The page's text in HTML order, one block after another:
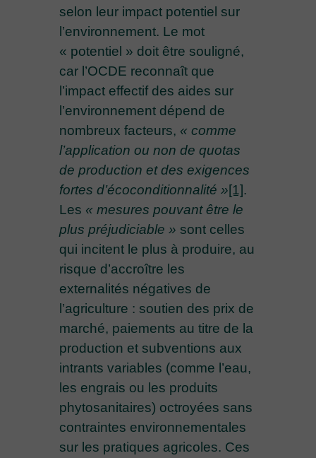
selon leur impact potentiel sur
l’environnement. Le mot
« potentiel » doit être souligné,
car l’OCDE reconnaît que
l’impact effectif des aides sur
l’environnement dépend de
nombreux facteurs, « comme
l’application ou non de quotas
de production et des exigences
fortes d’écoconditionnalité »[1].
Les « mesures pouvant être le
plus préjudiciable » sont celles
qui incitent le plus à produire, au
risque d’accroître les
externalités négatives de
l’agriculture : soutien des prix de
marché, paiements au titre de la
production et subventions aux
intrants variables (comme l’eau,
les engrais ou les produits
phytosanitaires) octroyées sans
contraintes environnementales
sur les pratiques agricoles. Ces